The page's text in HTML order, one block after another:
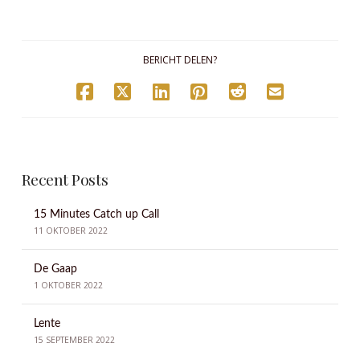
BERICHT DELEN?
Recent Posts
15 Minutes Catch up Call
11 OKTOBER 2022
De Gaap
1 OKTOBER 2022
Lente
15 SEPTEMBER 2022